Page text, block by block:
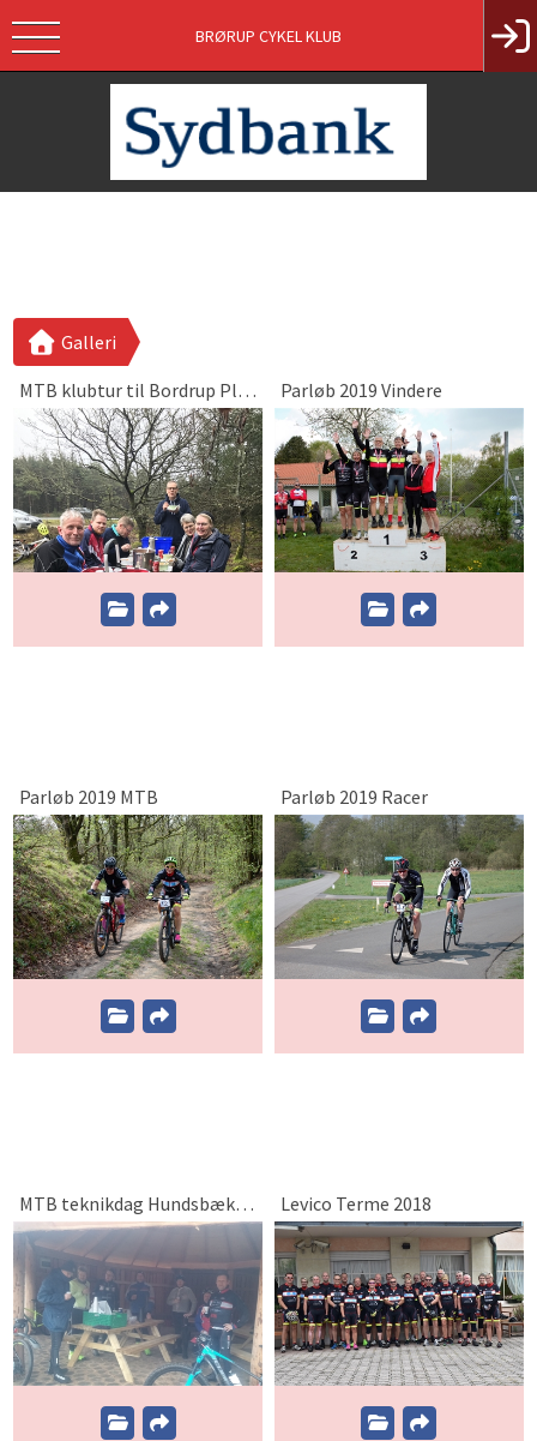
BRØRUP CYKEL KLUB
Galleri
MTB klubtur til Bordrup Plantage
Parløb 2019 Vindere
Parløb 2019 MTB Parløb 2019 Racer
MTB teknikdag Hundsbæk Plantage 2018 Levico Terme 2018